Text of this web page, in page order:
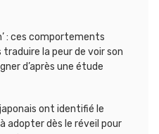
: ces comportements
la peur de voir son
d’après une étude
ont identifié le
adopter dès le réveil pour